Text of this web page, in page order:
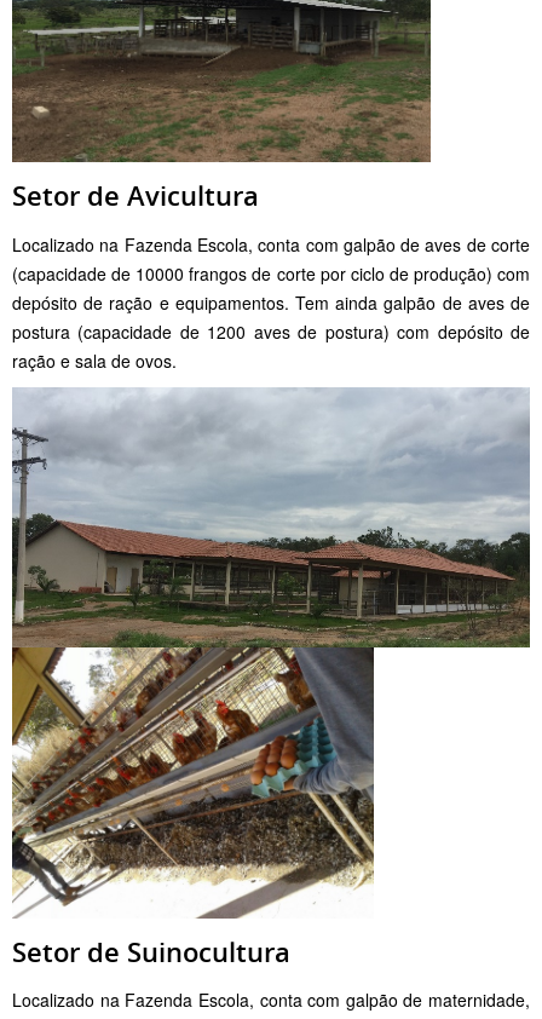
Setor de Avicultura
Localizado na Fazenda Escola, conta com galpão de aves de corte
(capacidade de 10000 frangos de corte por ciclo de produção) com
depósito de ração e equipamentos. Tem ainda galpão de aves de
postura (capacidade de 1200 aves de postura) com depósito de
ração e sala de ovos.
Setor de Suinocultura
Localizado na Fazenda Escola, conta com galpão de maternidade,